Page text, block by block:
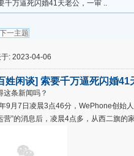
千万逼死闪婚41天老公，一审 ..
下一主题
: 2023-04-06
姓闲谈] 索要千万逼死闪婚41
这条新闻吗？
9月7日凌晨3点46分，WePhone创始
营”的消息后，凌晨4点多，从西二旗的